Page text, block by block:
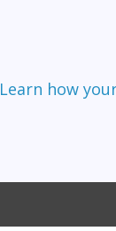
Learn how